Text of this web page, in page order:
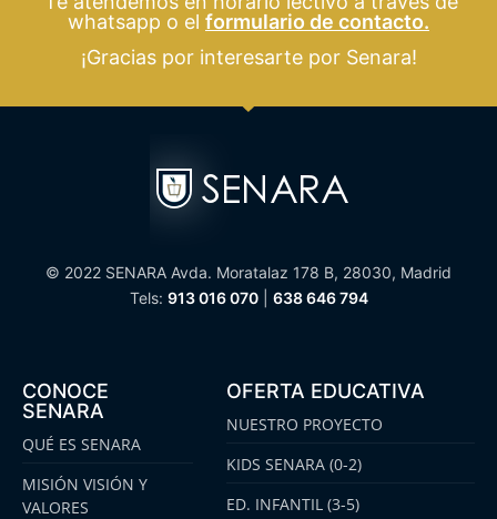
whatsapp o el formulario de contacto.
¡Gracias por interesarte por Senara!
© 2022 SENARA Avda. Moratalaz 178 B, 28030, Madrid
Tels: 913 016 070| 638 646 794
CONOCE
SENARA
QUÉ ES SENARA
MISIÓN VISIÓN Y
VALORES
OFERTA EDUCATIVA
NUESTRO PROYECTO
KIDS SENARA (0-2)
ED. INFANTIL (3-5)